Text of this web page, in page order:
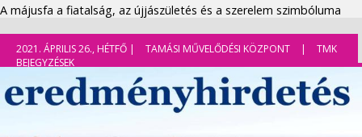
A májusfa a fiatalság, az újjászületés és a szerelem szimbóluma
2021. ÁPRILIS 26., HÉTFŐ | TAMÁSI MŰVELŐDÉSI KÖZPONT |
TMK
BEJEGYZÉSEK